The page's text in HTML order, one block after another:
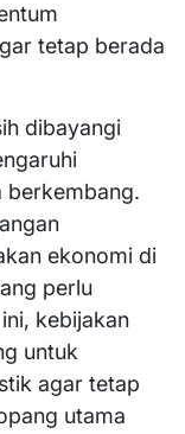
tetap berada
dibayangi
berkembang.
ekonomi di
perlu
kebijakan
untuk
agar tetap
utama